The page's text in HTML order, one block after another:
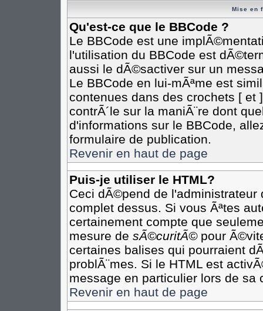
Mise en
Qu'est-ce que le BBCode ?
Le BBCode est une
l'utilisation du BBCode est
aussi le dÃ©sactiver sur un
Le BBCode en lui-mÃªme est
contenues dans des crochets [
contrÃ´le sur la maniÃ¨re dont
d'informations sur le BBCode,
formulaire de publication.
Revenir en haut de page
Puis-je utiliser le HTML?
Ceci dÃ©pend de l'administrateur
complet dessus. Si vous Ãªtes
certainement compte que
mesure de sÃ©curitÃ©pour
certaines balises qui pourraient
problÃ¨mes. Si le HTML est
message en particulier lors de sa
Revenir en haut de page